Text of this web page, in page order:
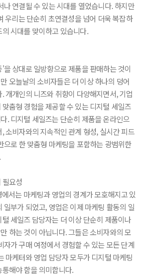
나 연결될 수 있는 시대를 열었습니다. 하지만
우리는 단순히 초연결성을 넘어 더욱 복잡하
시대를 맞이하고 있습니다.
상대로 일방향으로 제품을 판매하는 것이
오늘날의 소비자들은 더 이상 하나의 덩어
개개인의 니즈와 취향이 다양해지면서, 기업
춤형 경험을 제공할 수 있는 디지털 세일즈
. 디지털 세일즈는 단순히 제품을 온라인으
소비자와의 지속적인 관계 형성, 실시간 피드
으로 한 맞춤형 마케팅을 포함하는 광범위한
요성
서는 마케팅과 영업의 경계가 모호해지고 있
일부가 되었고, 영업은 이제 마케팅 활동의 일
세일즈 담당자는 더 이상 단순히 제품이나
하는 것이 아닙니다. 그들은 소비자와의 모
자가 구매 여정에서 경험할 수 있는 모든 단계
마케터와 영업 담당자 모두가 디지털 마케팅
해야 함을 의미합니다.